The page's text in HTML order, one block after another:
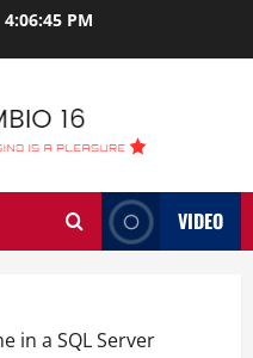
4:06:45 PM
VIDEO
in a SQL Server